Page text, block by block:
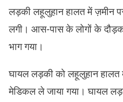
लड़की लहूलुहान हालत में ज़मीन
लगी। आस-पास के लोगों के
भाग गया।
घायल लड़की को लहूलुहान हालत
मेडिकल ले जाया गया। घायल